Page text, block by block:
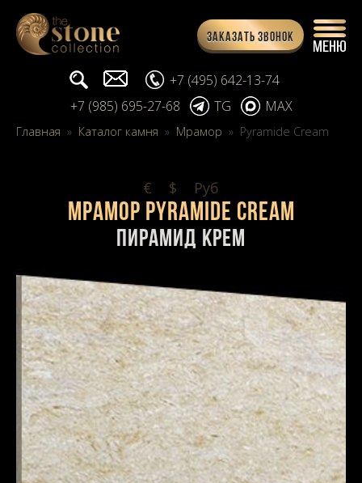
Заказать звонок
Поиск... info@stone-collection.ru
+7 (495) 642-13-74
+7 (985) 695-27-68
TG MAX
Главная » Каталог камня » Мрамор » Pyramide Cream
€ $ Pуб
Мрамор Pyramide Cream
Пирамид Крем